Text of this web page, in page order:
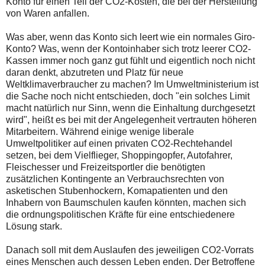
von Waren anfallen.
Was aber, wenn das Konto sich leert wie ein normales Giro-
Konto? Was, wenn der Kontoinhaber sich trotz leerer CO2-
Kassen immer noch ganz gut fühlt und eigentlich noch nicht
daran denkt, abzutreten und Platz für neue
Weltklimaverbraucher zu machen? Im Umweltministerium ist
die Sache noch nicht entschieden, doch "ein solches Limit
macht natürlich nur Sinn, wenn die Einhaltung durchgesetzt
wird", heißt es bei mit der Angelegenheit vertrauten höheren
Mitarbeitern. Während einige wenige liberale
Umweltpolitiker auf einen privaten CO2-Rechtehandel
setzen, bei dem Vielflieger, Shoppingopfer, Autofahrer,
Fleischesser und Freizeitsportler die benötigten
zusätzlichen Kontingente an Verbrauchsrechten von
asketischen Stubenhockern, Komapatienten und den
Inhabern von Baumschulen kaufen könnten, machen sich
die ordnungspolitischen Kräfte für eine entschiedenere
Lösung stark.
Danach soll mit dem Auslaufen des jeweiligen CO2-Vorrats
eines Menschen auch dessen Leben enden. Der Betroffene